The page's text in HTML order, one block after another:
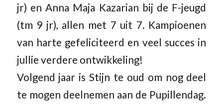
jr) en Anna Maja Kazarian bij de F-jeugd
(tm 9 jr), allen met 7 uit 7. Kampioenen
van harte gefeliciteerd en veel succes in
jullie verdere ontwikkeling!
Volgend jaar is Stijn te oud om nog deel
te mogen deelnemen aan de Pupillendag.